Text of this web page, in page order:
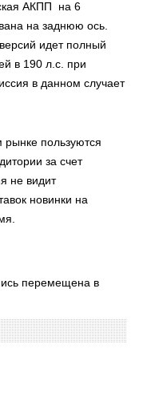
АКПП на 6
на заднюю ось.
идет полный
в 190 л.с. при
в данном случает
пользуются
за счет
не видит
новинки на
перемещена в